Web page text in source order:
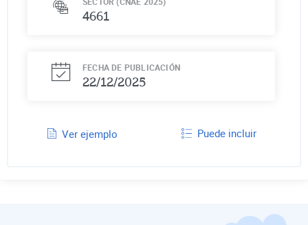
4661
FECHA DE PUBLICACIÓN
22/12/2025
Ver ejemplo Puede incluir